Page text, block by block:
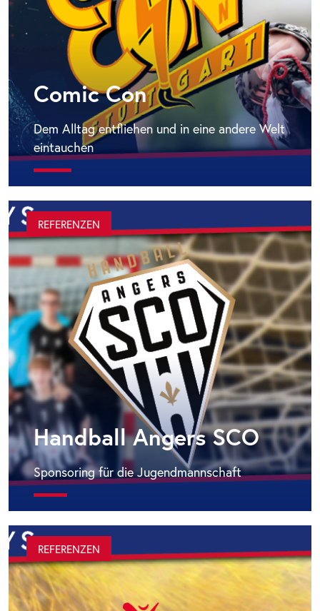
Comic Con
Dem Alltag entfliehen und in eine andere Welt
eintauchen
Handball Angers SCO
REFERENZEN
Sponsoring für die Jugendmannschaft
REFERENZEN